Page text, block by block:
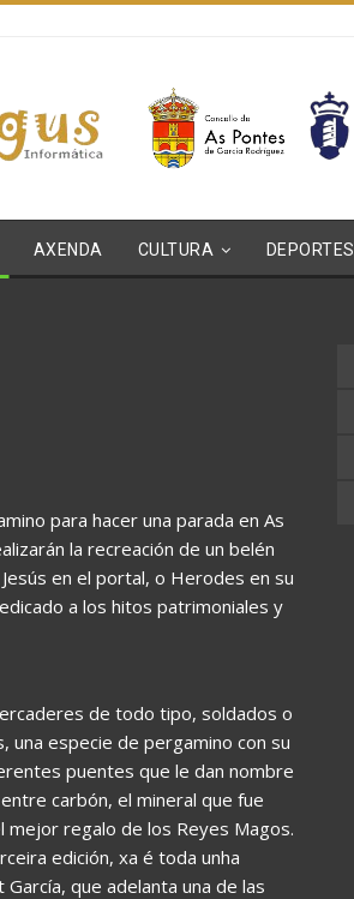
AXENDA CULTURA DEPORTES
para hacer una parada en As
la recreación de un belén
en el portal, o Herodes en su
a los hitos patrimoniales y
de todo tipo, soldados o
una especie de pergamino con su
puentes que le dan nombre
carbón, el mineral que fue
regalo de los Reyes Magos.
edición, xa é toda unha
que adelanta una de las